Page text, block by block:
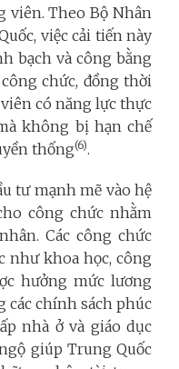
viên. Theo Bộ Nhân
việc cải tiến này
bạch và công bằng
chức, đồng thời
có năng lực thực
không bị hạn chế
thống(6).
tư mạnh mẽ vào hệ
công chức nhằm
Các công chức
như khoa học, công
hưởng mức lương
các chính sách phúc
nhà ở và giáo dục
giúp Trung Quốc